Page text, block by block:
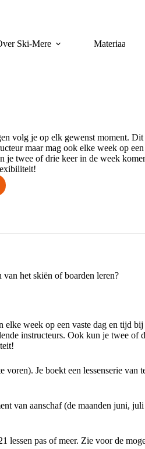
Ski-Mere Materiaal
volg je op elk gewenst moment.
maar mag ook elke week op
je twee of drie keer in de week
het skiën of boarden leren?
week op een vaste dag en tijd
instructeurs. Ook kun je twee of
Je boekt een lessenserie van
van aanschaf (de maanden juni,
lessen pas of meer. Zie voor de